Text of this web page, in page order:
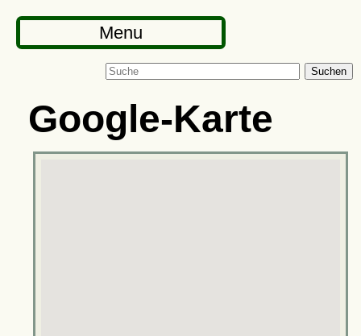
Menu
Suchen
Google-Karte